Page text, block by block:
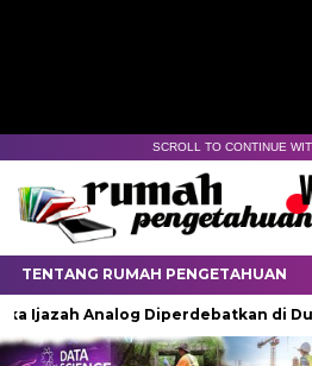
SCROLL TO CONTINUE
TENTANG RUMAH PENGETAHUAN
Ijazah Analog Diperdebatkan di